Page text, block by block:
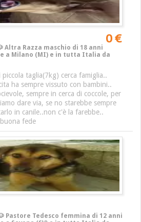
0 €
Altra Razza maschio di 18 anni
a Milano (MI) e in tutta Italia da
taglia(7kg) cerca famiglia..
ha sempre vissuto con bambini..
sempre in cerca di coccole, per
dare via, se no starebbe sempre
in canile..non c'è la farebbe..
fede
Pastore Tedesco femmina di 12 anni